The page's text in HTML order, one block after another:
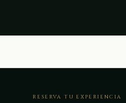
RESERVA TU EXPERIENCIA